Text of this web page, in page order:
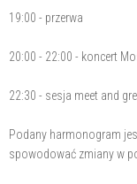
19:00 - przerwa
20:00 - 22:00 - koncert
22:30 - sesja meet and
Podany harmonogram
spowodować zmiany w